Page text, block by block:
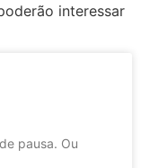
interessar
pausa. Ou